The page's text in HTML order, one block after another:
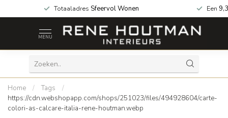
Totaaladres Sfeervol Wonen Een
MENU
Home / Tags
/
https://cdn.webshopapp.com/shops/251023/files/494928604/carte-
colori-as-calcare-italia-rene-houtman.webp